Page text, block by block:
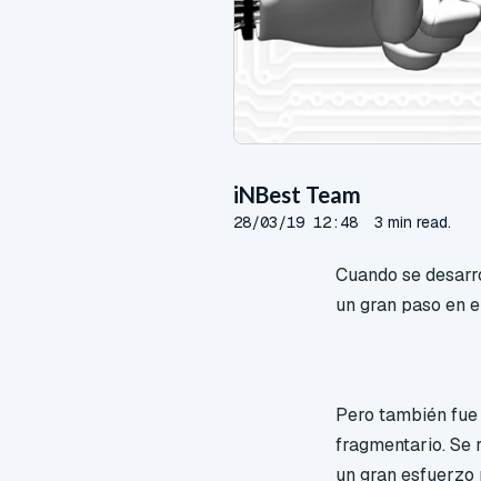
iNBest Team
28/03/19 12:48 3 min read.
Cuando se
un gran paso en
Pero también
fragmentario. Se
un gran